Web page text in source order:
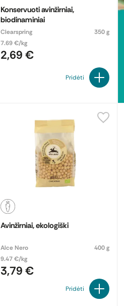
Konservuoti avinžirniai,
biodinaminiai
Clearspring
350 g
7.69 €/kg
2,69 €
Pridėti
Avinžirniai, ekologiški
Alce Nero
400 g
9.47 €/kg
3,79 €
Pridėti